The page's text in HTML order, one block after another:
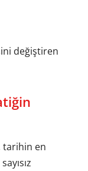
değiştiren
tarihin en